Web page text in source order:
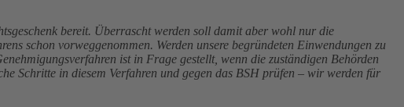
bereit. Überrascht werden soll damit aber wohl nur die
schon vorweggenommen. Werden unsere begründeten Einwendungen zu
ist in Frage gestellt, wenn die zuständigen Behörden
Schritte in diesem Verfahren und gegen das BSH prüfen – wir werden für